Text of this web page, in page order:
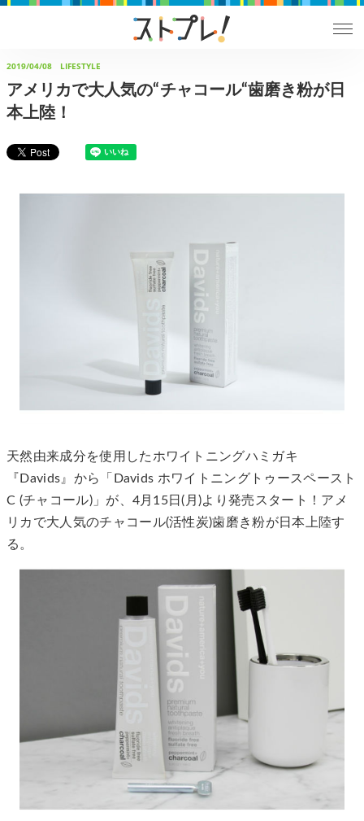
2019/04/08 LIFESTYLE
アメリカで大人気の“チャコール“歯磨き粉が日
本上陸！
天然由来成分を使用したホワイトニングハミガキ
『Davids』から「Davids ホワイトニングトゥースペースト
C (チャコール)」が、4月15日(月)より発売スタート！アメ
リカで大人気のチャコール(活性炭)歯磨き粉が日本上陸す
る。